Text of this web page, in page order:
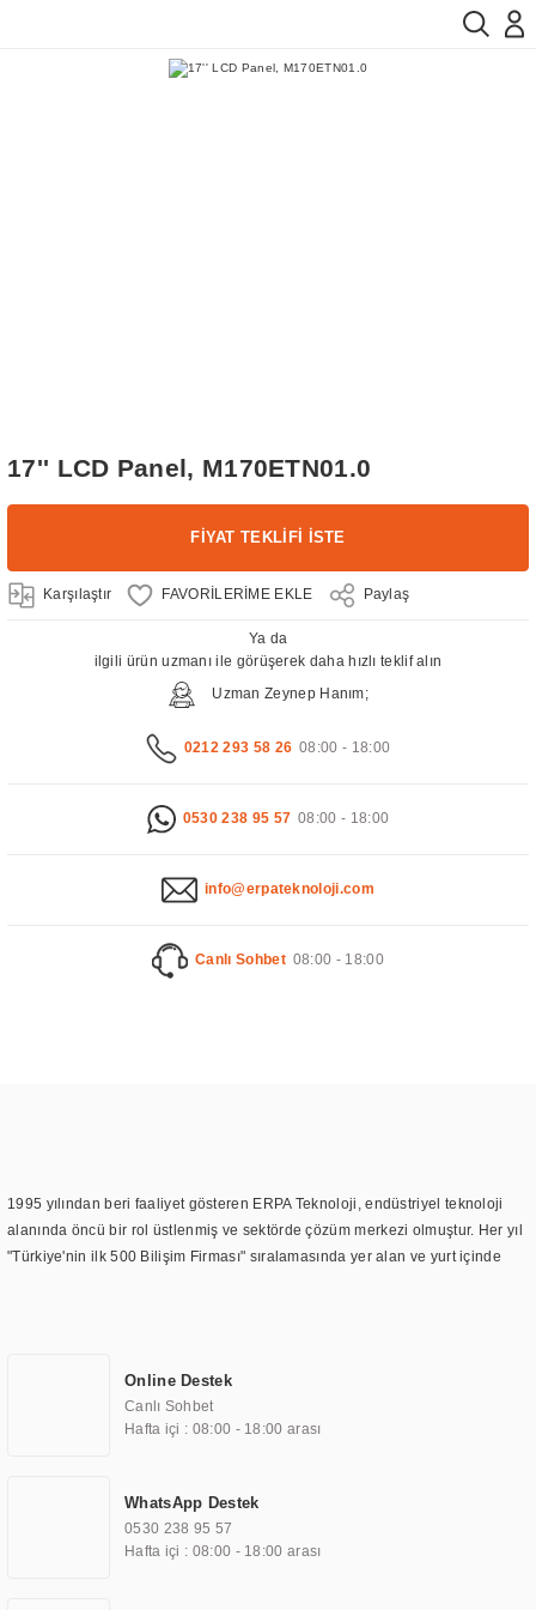
17'' LCD Panel, M170ETN01.0
FİYAT TEKLİFİ İSTE
Karşılaştır Paylaş
Ya da
ilgili ürün uzmanı ile görüşerek daha hızlı teklif alın
Uzman Zeynep Hanım;
0212 293 58 26 08:00 - 18:00
0530 238 95 57 08:00 - 18:00
info@erpateknoloji.com
Canlı Sohbet 08:00 - 18:00
1995 yılından beri faaliyet gösteren ERPA Teknoloji, endüstriyel teknoloji
alanında öncü bir rol üstlenmiş ve sektörde çözüm merkezi olmuştur. Her yıl
"Türkiye'nin ilk 500 Bilişim Firması" sıralamasında yer alan ve yurt içinde
TOCHI markası altında kendi ürettiği ürünlerde kullanmıştır. Günümüzde
TOCHI; videowall, digital signage, kiosk, totem, akıllı durak ekranı, araç içi
ekran, asansör ekranı, digital menüboard, marin ekran, medikal ekran,
ekranları, endüstriyel ekranlar, kapı önü bilgi ekranları, panel PC,
endüstriyel Panel PC, mini PC, endüstriyel mini PC ve akıllı bina sistemleri
gibi çözümleri 4.5" ile 110” boyutları arasında üretebilirken, ayrıca standart
Online Destek
Canlı Sohbet
Hafta içi : 08:00 - 18:00 arası
WhatsApp Destek
0530 238 95 57
Hafta içi : 08:00 - 18:00 arası